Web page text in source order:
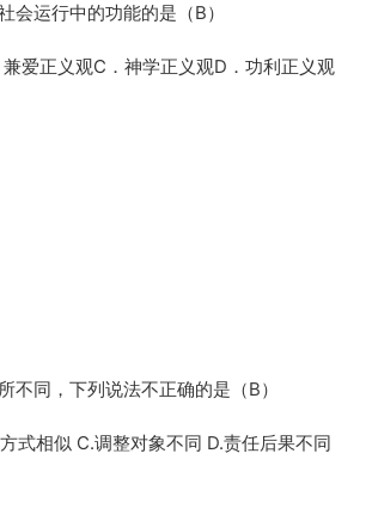
会运行中的功能的是（B）
爱正义观C．神学正义观D．功利正义观
不同，下列说法不正确的是（B）
式相似 C.调整对象不同 D.责任后果不同